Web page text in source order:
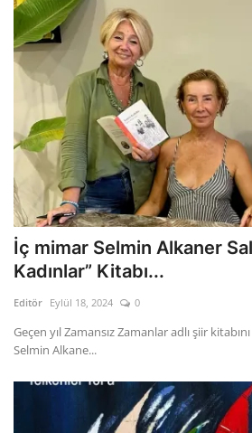
İç mimar Selmin Alkaner
Kadınlar” Kitabı...
Editör Eylül 18, 2024 0
Geçen yıl Zamansız Zamanlar adlı şiir
Selmin Alkane...